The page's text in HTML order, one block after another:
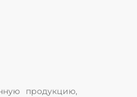
продукцию,